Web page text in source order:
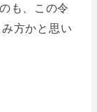
も、この令
方かと思い